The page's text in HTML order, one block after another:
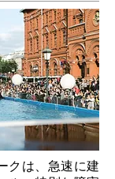
クは、急速に建